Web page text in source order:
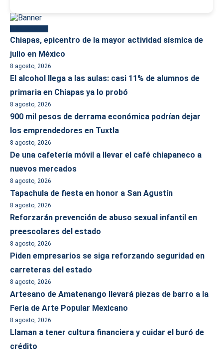
Chiapas, epicentro de la mayor actividad sísmica de
julio en México
8 agosto, 2026
El alcohol llega a las aulas: casi 11% de alumnos de
primaria en Chiapas ya lo probó
8 agosto, 2026
900 mil pesos de derrama económica podrían dejar
los emprendedores en Tuxtla
8 agosto, 2026
De una cafetería móvil a llevar el café chiapaneco a
nuevos mercados
8 agosto, 2026
Tapachula de fiesta en honor a San Agustín
8 agosto, 2026
Reforzarán prevención de abuso sexual infantil en
preescolares del estado
8 agosto, 2026
Piden empresarios se siga reforzando seguridad en
carreteras del estado
8 agosto, 2026
Artesano de Amatenango llevará piezas de barro a la
Feria de Arte Popular Mexicano
8 agosto, 2026
Llaman a tener cultura financiera y cuidar el buró de
crédito